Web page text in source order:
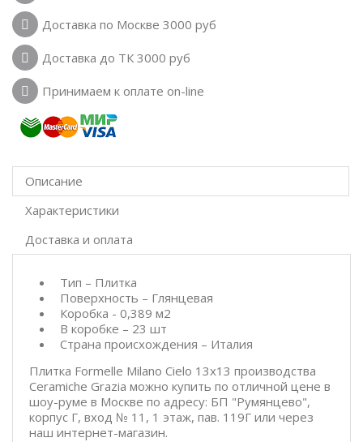
Доставка по Москве 3000 руб
Доставка до ТК 3000 руб
Принимаем к оплате on-line
Описание
Характеристики
Доставка и оплата
Тип – Плитка
Поверхность – Глянцевая
Коробка - 0,389 м2
В коробке – 23 шт
Страна происхождения – Италия
Плитка Formelle Milano Cielo 13x13 производства
Ceramiche Grazia можно купить по отличной цене в
шоу-руме в Москве по адресу: БП "Румянцево",
корпус Г, вход № 11, 1 этаж, пав. 119Г или через
наш интернет-магазин.